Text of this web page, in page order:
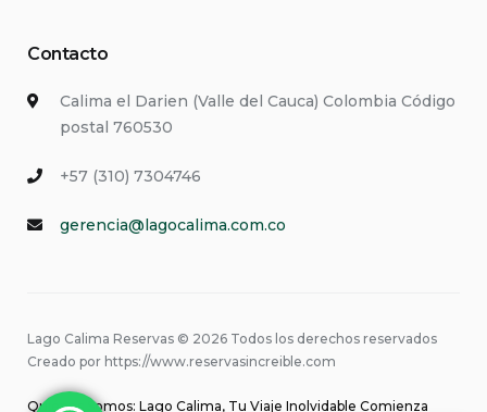
Contacto
Calima el Darien (Valle del Cauca) Colombia Código
postal 760530
+57 (310) 7304746
gerencia@lagocalima.com.co
Lago Calima Reservas © 2026 Todos los derechos reservados
Creado por https://www.reservasincreible.com
Quiénes Somos: Lago Calima, Tu Viaje Inolvidable Comienza